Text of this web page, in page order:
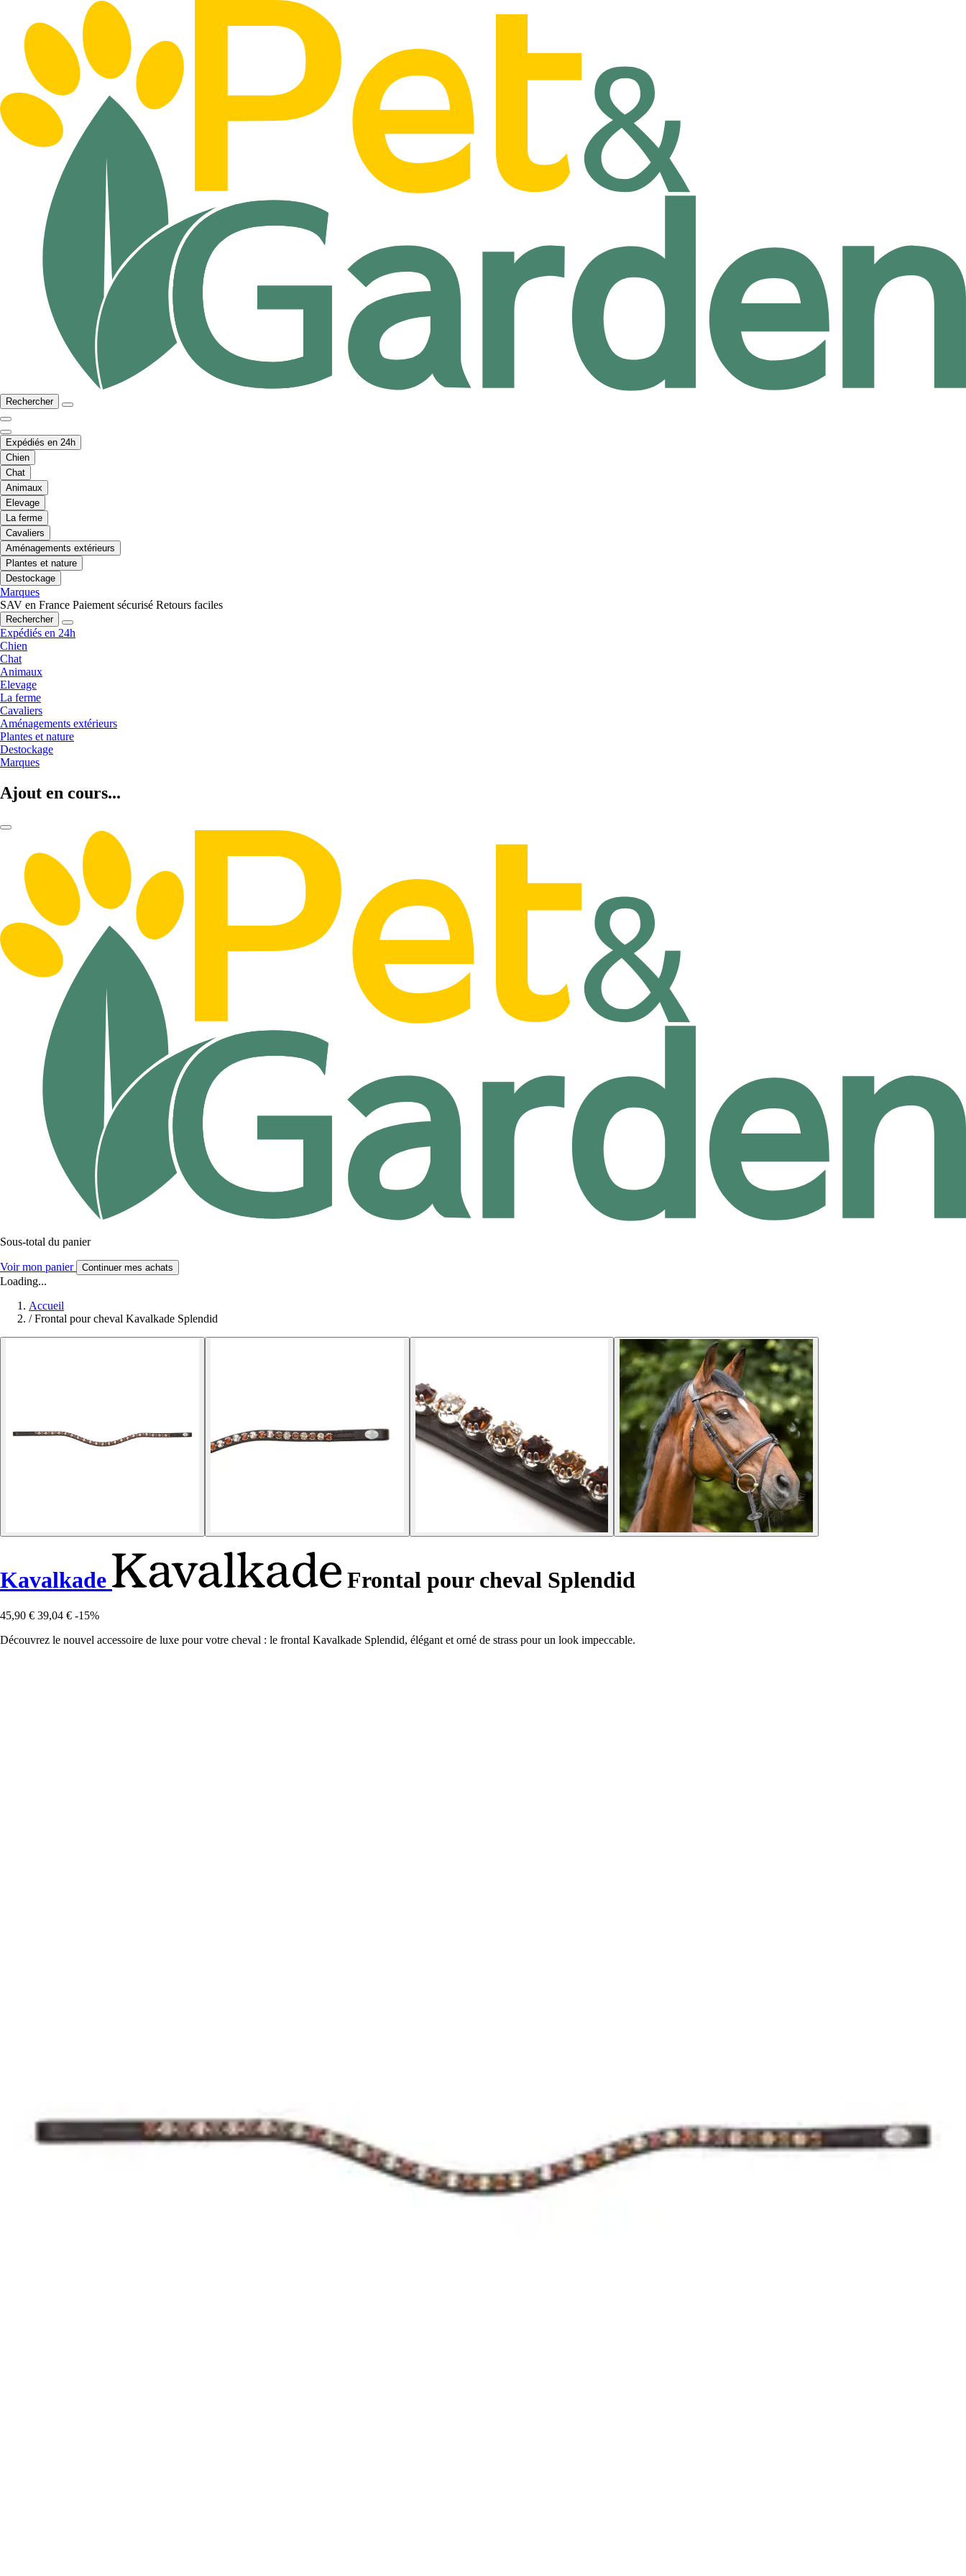
Rechercher
Expédiés en 24h
Chien
Chat
Animaux
Elevage
La ferme
Cavaliers
Aménagements extérieurs
Plantes et nature
Destockage
Marques
SAV en France Paiement sécurisé Retours faciles
Rechercher
Expédiés en 24h
Chien
Chat
Animaux
Elevage
La ferme
Cavaliers
Aménagements extérieurs
Plantes et nature
Destockage
Marques
Ajout en cours...
Sous-total du panier
Voir mon panier Continuer mes achats
Loading...
Accueil
/ Frontal pour cheval Kavalkade Splendid
Kavalkade Frontal pour cheval Splendid
45,90 € 39,04 € -15%
Découvrez le nouvel accessoire de luxe pour votre cheval : le frontal Kavalkade Splendid, élégant et orné de strass pour un look impeccable.